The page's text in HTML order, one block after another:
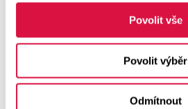
Povolit vše
Povolit výběr
Odmítnout